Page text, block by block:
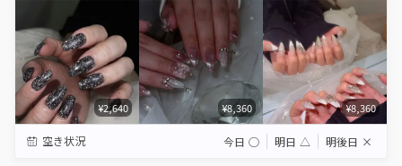
¥2,640 ¥8,360 ¥8,360
空き状況 今日 ◯ 明日 △ 明後日 ×